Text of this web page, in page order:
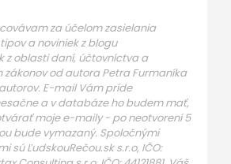
za účelom zasielania
a noviniek z blogu
z oblasti daní, účtovníctva a
od autora Petra Furmaníka
E-mail Vám príde
a v databáze ho budem mať,
moje e-maily - po neotvorení 5
bude vymazaný. Spoločnými
sú ĽudskouRečou.sk s.r.o, IČO: